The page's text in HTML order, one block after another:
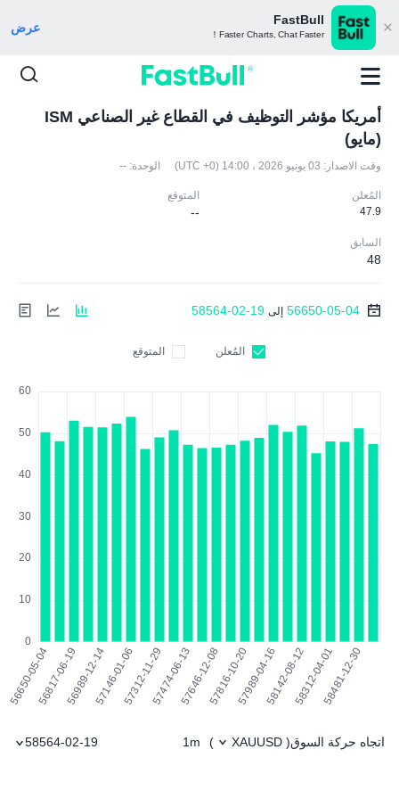
FastBull
Faster Charts, Chat Faster！ عرض
أمريكا مؤشر التوظيف في القطاع غير الصناعي ISM
(مايو)
وقت الاصدار: 03 يونيو 2026 ، 14:00 (UTC +0) الوحدة: --
المُعلن
47.9
المتوقع
--
السابق
48
56650-05-04 إلى 58564-02-19
المُعلن المتوقع
اتجاه حركة السوق(
XAUUSD
)
1m
58564-02-19